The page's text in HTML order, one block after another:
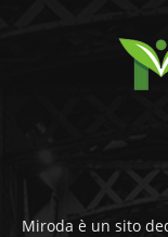
Miroda è un sito